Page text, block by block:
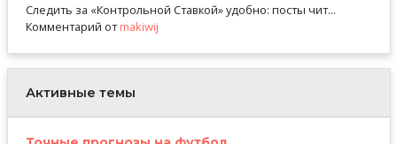
Следить за «Контрольной Ставкой» удобно: посты чит...
Комментарий отmakiwij
Активные темы